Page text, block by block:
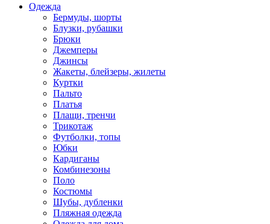
Одежда
Бермуды, шорты
Блузки, рубашки
Брюки
Джемперы
Джинсы
Жакеты, блейзеры, жилеты
Куртки
Пальто
Платья
Плащи, тренчи
Трикотаж
Футболки, топы
Юбки
Кардиганы
Комбинезоны
Поло
Костюмы
Шубы, дубленки
Пляжная одежда